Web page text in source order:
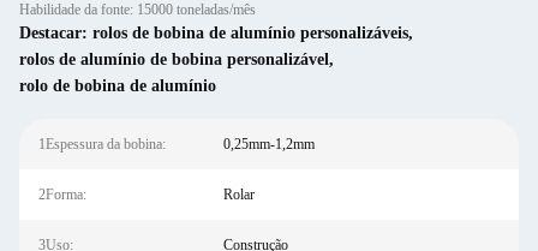
Habilidade da fonte: 15000 toneladas/mês
Destacar: rolos de bobina de alumínio personalizáveis,
rolos de alumínio de bobina personalizável,
rolo de bobina de alumínio
1Espessura da bobina: 0,25mm-1,2mm
2Forma: Rolar
3Uso: Construção